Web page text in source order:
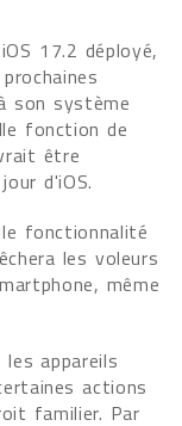
17.2 déployé,
son système
fonction de
être
d'iOS.
fonctionnalité
les voleurs
même
appareils
actions
familier. Par